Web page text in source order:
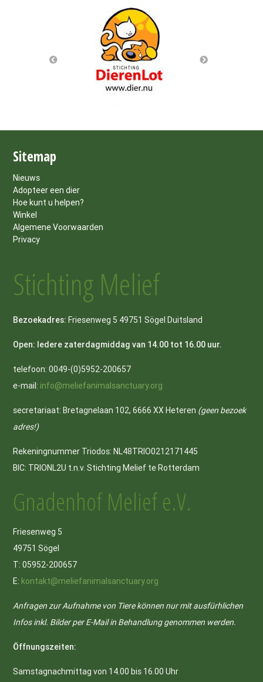
Sitemap
Nieuws
Adopteer een dier
Hoe kunt u helpen?
Winkel
Algemene Voorwaarden
Privacy
Stichting Melief
Bezoekadres: Friesenweg 5 49751 Sögel Duitsland
Open: Iedere zaterdagmiddag van 14.00 tot 16.00 uur.
telefoon: 0049-(0)5952-200657
e-mail: info@meliefanimalsanctuary.org
secretariaat: Bretagnelaan 102, 6666 XX Heteren (geen bezoek
adres!)
Rekeningnummer Triodos: NL48TRIO0212171445
BIC: TRIONL2U t.n.v. Stichting Melief te Rotterdam
Gnadenhof Melief e.V.
Friesenweg 5
49751 Sögel
T: 05952-200657
E: kontakt@meliefanimalsanctuary.org
Anfragen zur Aufnahme von Tiere können nur mit ausfürhlichen
Infos inkl. Bilder per E-Mail in Behandlung genommen werden.
Öffnungszeiten:
Samstagnachmittag von 14.00 bis 16.00 Uhr